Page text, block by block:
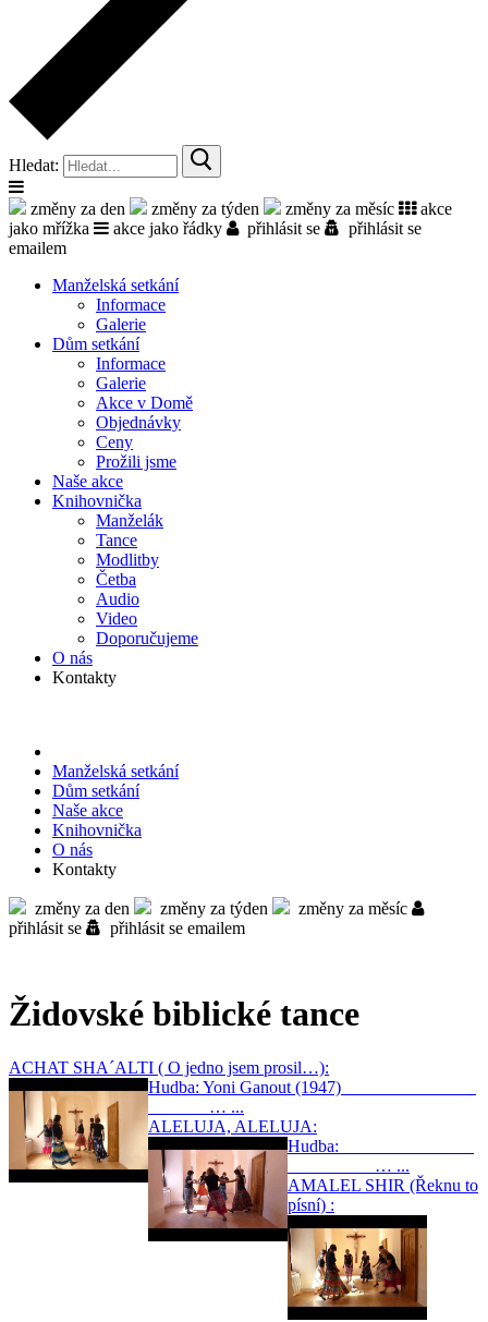
Hledat:
změny za den změny za týden změny za měsíc
akce
jako mřížka
akce jako řádky přihlásit se
přihlásit se
emailem
Manželská setkání
Informace
Galerie
Dům setkání
Informace
Galerie
Akce v Domě
Objed­návky
Ceny
Prožili jsme
Naše akce
Knihov­nička
Manželák
Tance
Modlitby
Četba
Audio
Video
Doporu­čujeme
O nás
Kontakty
Manželská setkání
Dům setkání
Naše akce
Knihov­nička
O nás
Kontakty
změny za den změny za týden
změny za měsíc
přihlásit se
přihlásit se emailem
Židovské biblické tance
ACHAT SHA´ALTI ( O jedno jsem prosil…):
Hudba: Yoni Ganout (1947)
… ...
ALELUJA, ALELUJA:
Hudba:
… ...
AMALEL SHIR (Řeknu to
písní) :